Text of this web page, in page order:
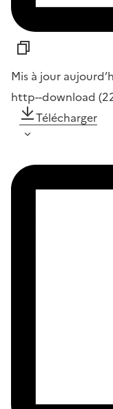
Mis à jour
http--download
Télécharger